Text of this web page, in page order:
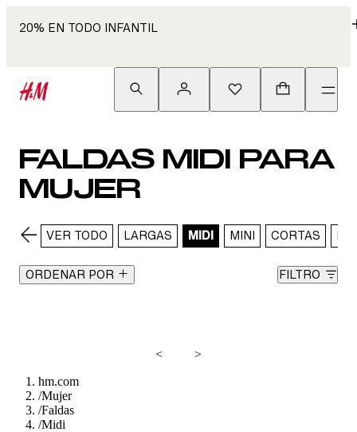
20% EN TODO INFANTIL
FALDAS MIDI PARA
MUJER
VER TODO LARGAS MIDI MINI CORTAS
ORDENAR POR FILTRO
<
>
hm.com
/Mujer
/Faldas
/Midi